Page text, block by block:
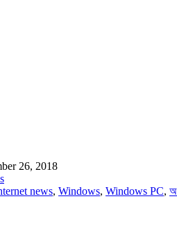
26, 2018
news, Windows, Windows PC,